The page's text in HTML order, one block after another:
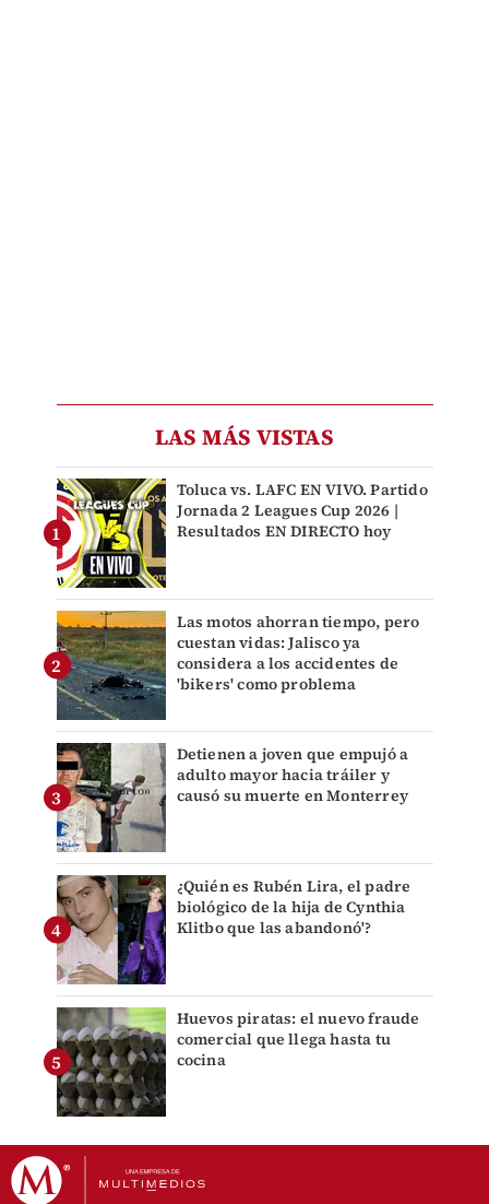
LAS MÁS VISTAS
Toluca vs. LAFC EN VIVO. Partido
Jornada 2 Leagues Cup 2026 |
Resultados EN DIRECTO hoy
Las motos ahorran tiempo, pero
cuestan vidas: Jalisco ya
considera a los accidentes de
'bikers' como problema
Detienen a joven que empujó a
adulto mayor hacia tráiler y
causó su muerte en Monterrey
¿Quién es Rubén Lira, el padre
biológico de la hija de Cynthia
Klitbo que las abandonó'?
Huevos piratas: el nuevo fraude
comercial que llega hasta tu
cocina